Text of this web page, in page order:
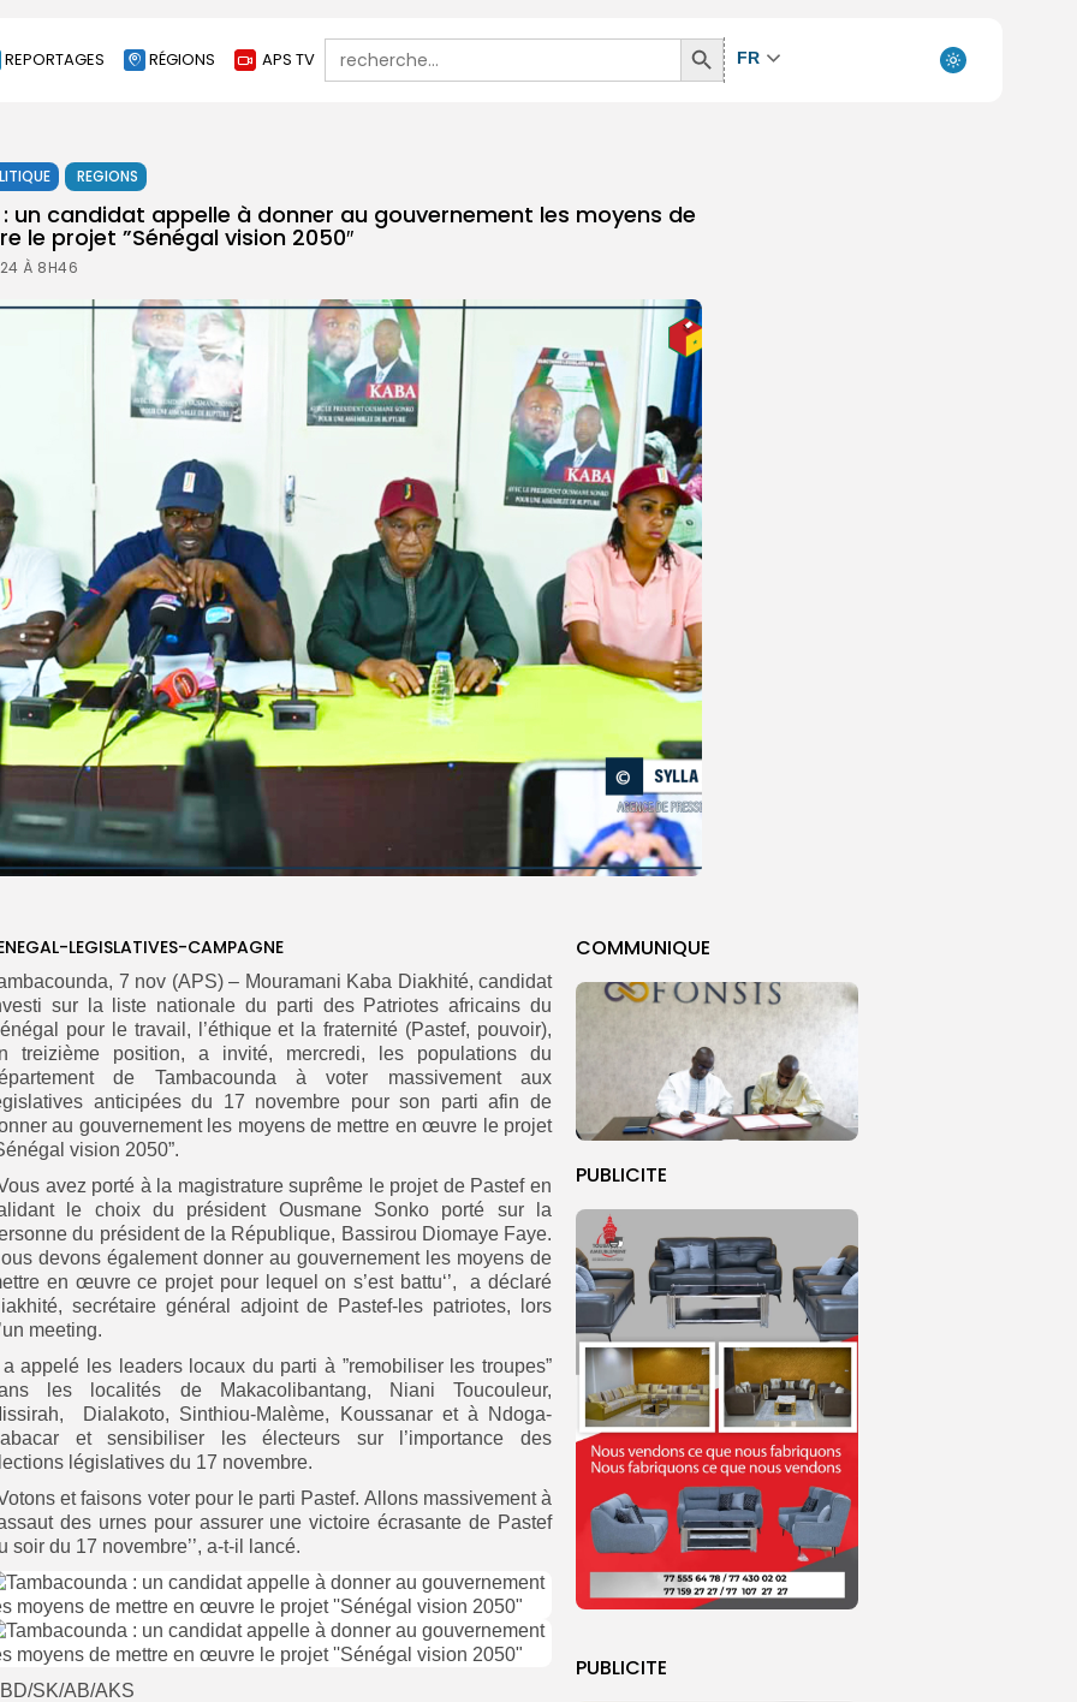
REPORTAGES RÉGIONS APS TV
Search
for:
Search
Button
FR
REGIONS
un candidat appelle à donner au gouvernement les moyens de
le projet ”Sénégal vision 2050″
À 8H46
COMMUNIQUE
PUBLICITE
PUBLICITE
LEGISLATIVES-CAMPAGNE
7 nov (APS) – Mouramani Kaba Diakhité, candidat
sur la liste nationale du parti des Patriotes africains du
pour le travail, l’éthique et la fraternité (Pastef, pouvoir),
treizième position, a invité, mercredi, les populations du
de Tambacounda à voter massivement aux
anticipées du 17 novembre pour son parti afin de
au gouvernement les moyens de mettre en œuvre le projet
vision 2050”.
avez porté à la magistrature suprême le projet de Pastef en
le choix du président Ousmane Sonko porté sur la
du président de la République, Bassirou Diomaye Faye.
devons également donner au gouvernement les moyens de
en œuvre ce projet pour lequel on s’est battu‘’, a déclaré
secrétaire général adjoint de Pastef-les patriotes, lors
meeting.
appelé les leaders locaux du parti à ”remobiliser les troupes”
les localités de Makacolibantang, Niani Toucouleur,
Dialakoto, Sinthiou-Malème, Koussanar et à Ndoga-
et sensibiliser les électeurs sur l’importance des
législatives du 17 novembre.
et faisons voter pour le parti Pastef. Allons massivement à
des urnes pour assurer une victoire écrasante de Pastef
soir du 17 novembre’’, a-t-il lancé.
SK/AB/AKS